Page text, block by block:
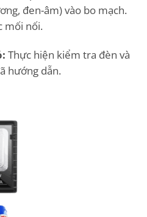
đen-âm) vào bo mạch.
mối nối.
Thực hiện kiểm tra đèn và
hướng dẫn.